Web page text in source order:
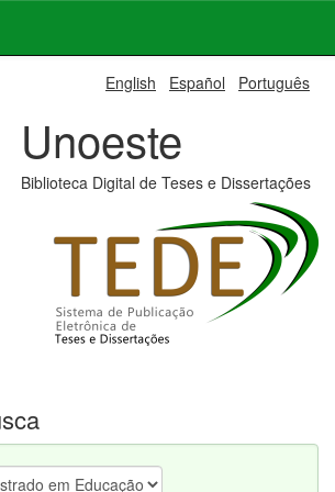
English Español Português
Unoeste
Biblioteca Digital de Teses e Dissertações